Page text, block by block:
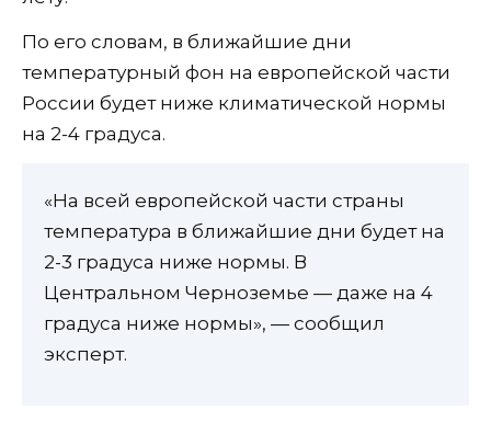
По его словам, в ближайшие дни
температурный фон на европейской части
России будет ниже климатической нормы
на 2-4 градуса.
«На всей европейской части страны
температура в ближайшие дни будет на
2-3 градуса ниже нормы. В
Центральном Черноземье — даже на 4
градуса ниже нормы», — сообщил
эксперт.